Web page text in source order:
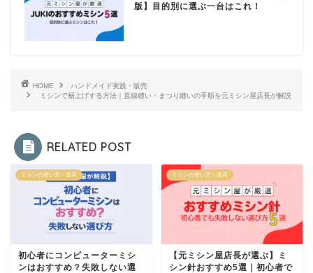
版】目的別に選ぶ一台はこれ！
HOME
ハンドメイド実践・販売
ミシンで裾上げする方法｜直線縫い・まつり縫いの手順を元ミシン屋店長が解説
RELATED POST
ミシンの使い方・道具
初心者にコンピューターミシ
ンはおすすめ？失敗しない選
ミシンの使い方・道具
【元ミシン屋店長が選ぶ】ミ
シン針おすすめ5選｜初心者で
ミシン選び方・おすすめ
トラブル解決・メンテナ
ンス